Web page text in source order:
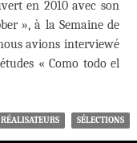
en 2010 avec son
», à la Semaine de
avions interviewé
« Como todo el
SÉLECTIONS